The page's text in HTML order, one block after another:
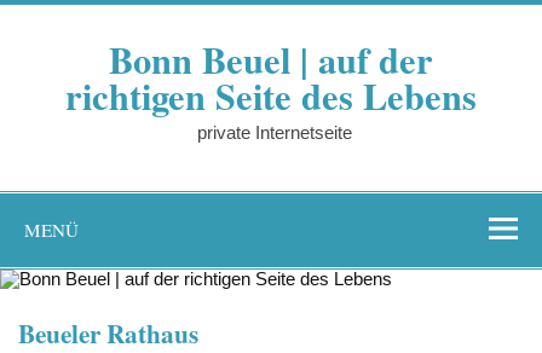
Zum
Bonn Beuel | auf der
richtigen Seite des Lebens
private Internetseite
MENÜ
Beueler Rathaus